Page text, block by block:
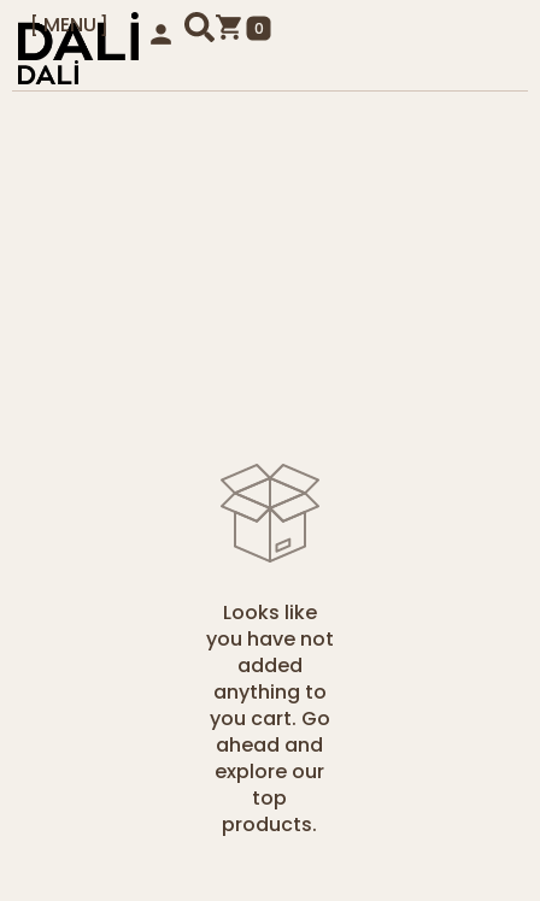
MENU
KAPAT
0
Looks like
you have not
added
anything to
you cart. Go
ahead and
explore our
top
products.